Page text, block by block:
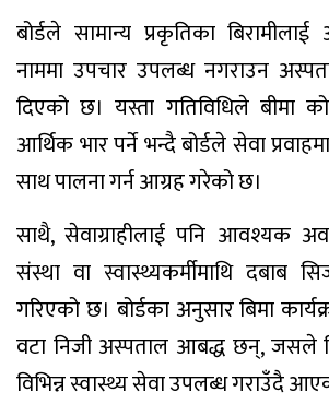
बोर्डले सामान्य प्रकृतिका
नाममा उपचार उपलब्ध नगराउन
दिएको छ। यस्ता गतिविधिले बीमा
आर्थिक भार पर्ने भन्दै बोर्डले सेवा
साथ पालना गर्न आग्रह गरेको छ।
साथै, सेवाग्राहीलाई पनि आवश्यक
संस्था वा स्वास्थ्यकर्मीमाथि दबाब
गरिएको छ। बोर्डका अनुसार बिमा
वटा निजी अस्पताल आबद्ध छन्, जसले
विभिन्न स्वास्थ्य सेवा उपलब्ध गराउँदै